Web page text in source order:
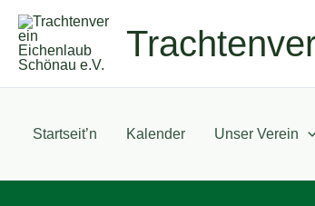
Inhalt
springen
Startseit’n Kalender Unser Verein